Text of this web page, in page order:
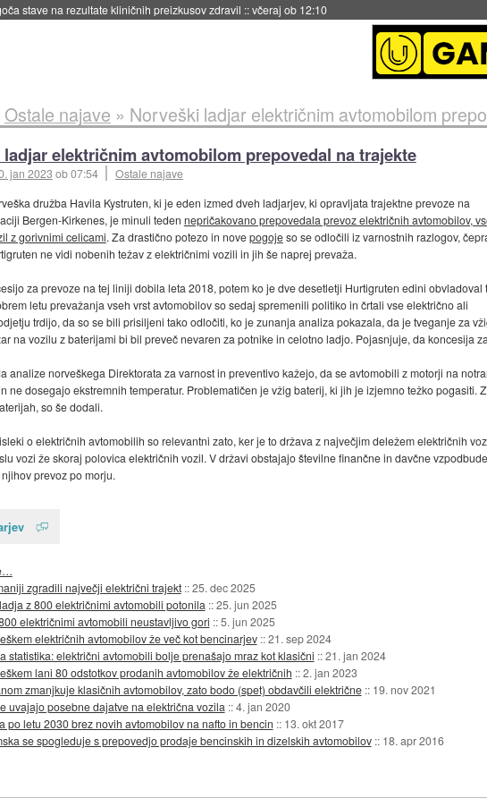
več kot polovico SSD-jev za naslednji dve leti::včeraj ob 11:37
Ostale najave » Norveški ladjar električnim avtomobilom
električnim avtomobilom prepovedal na trajekte
jan 2023 ob 07:54
Ostale najave
družba Havila Kystruten, ki je eden izmed dveh ladjarjev, ki opravljata trajektne prevoze na
Bergen-Kirkenes, je minuli teden nepričakovano prepovedala prevoz električnih avtomobilov,
z gorivnimi celicami. Za drastično potezo in novepogojeso se odločili iz varnostnih razlogov,
ne vidi nobenih težav z električnimi vozili in jih še naprej prevaža.
za prevoze na tej liniji dobila leta 2018, potem ko je dve desetletji Hurtigruten edini obvladoval
letu prevažanja vseh vrst avtomobilov so sedaj spremenili politiko in črtali vse električno ali
trdijo, da so se bili prisiljeni tako odločiti, ko je zunanja analiza pokazala, da je tveganje za
na vozilu z baterijami bi bil preveč nevaren za potnike in celotno ladjo. Pojasnjuje, da koncesija
analize norveškega Direktorata za varnost in preventivo kažejo, da se avtomobili z motorji na
ne dosegajo ekstremnih temperatur. Problematičen je vžig baterij, ki jih je izjemno težko
so še dodali.
o električnih avtomobilih so relevantni zato, ker je to država z največjim deležem električnih
vozi že skoraj polovica električnih vozil. V državi obstajajo številne finančne in davčne
prevoz po morju.
zgradili največji električni trajekt ::25. dec 2025
z 800 električnimi avtomobili potonila ::25. jun 2025
električnimi avtomobili neustavljivo gori ::5. jun 2025
električnih avtomobilov že več kot bencinarjev ::21. sep 2024
statistika: električni avtomobili bolje prenašajo mraz kot klasični ::21. jan 2024
lani 80 odstotkov prodanih avtomobilov že električnih ::2. jan 2023
zmanjkuje klasičnih avtomobilov, zato bodo (spet) obdavčili električne :: 19. nov 2021
uvajajo posebne dajatve na električna vozila ::4. jan 2020
po letu 2030 brez novih avtomobilov na nafto in bencin :: 13. okt 2017
se spogleduje s prepovedjo prodaje bencinskih in dizelskih avtomobilov :: 18. apr 2016